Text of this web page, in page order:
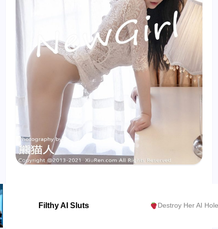
Filthy AI Sluts Destroy Her AI